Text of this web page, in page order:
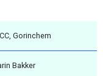
Gorinchem
Bakker